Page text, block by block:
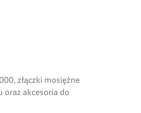
złączki mosiężne
oraz akcesoria do